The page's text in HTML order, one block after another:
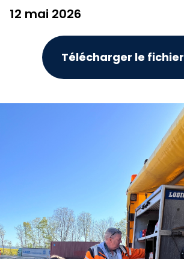
12 mai 2026
Télécharger le fichier